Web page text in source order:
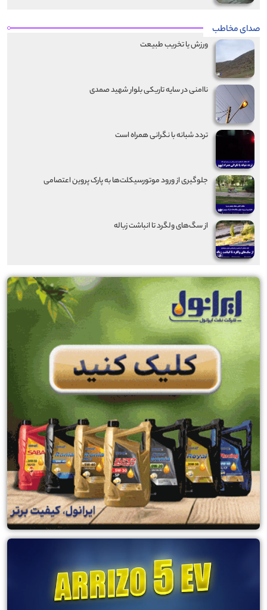
صدای مخاطب
ورزش یا تخریب طبیعت
ناامنی در سایه تاریکی بلوار شهید صمدی
تردد شبانه با نگرانی همراه است
جلوگیری از ورود موتورسیکلت‌ها به پارک پروین اعتصامی
از سگ‌های ولگرد تا انباشت زباله